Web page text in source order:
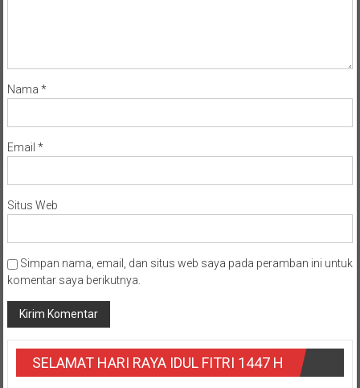
Nama *
Email *
Situs Web
Simpan nama, email, dan situs web saya pada peramban ini untuk
komentar saya berikutnya.
SELAMAT HARI RAYA IDUL FITRI 1447 H